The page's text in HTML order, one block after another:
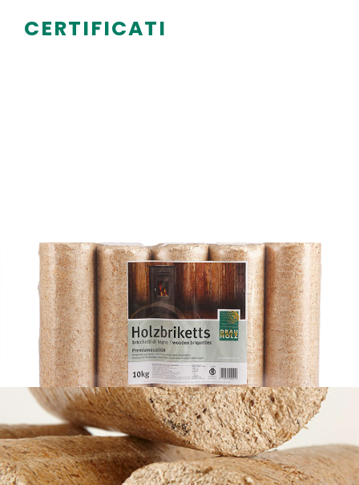
CERTIFICATI